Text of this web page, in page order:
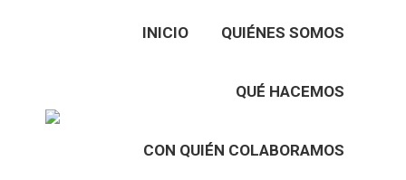
INICIO QUIÉNES SOMOS
QUÉ HACEMOS
CON QUIÉN COLABORAMOS